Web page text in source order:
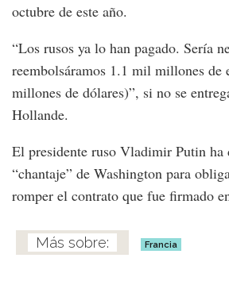
octubre de este año.
“Los rusos ya lo han pagado. Sería
reembolsáramos 1.1 mil millones de
millones de dólares)”, si no se
Hollande.
El presidente ruso Vladimir Putin ha
“chantaje” de Washington para
romper el contrato que fue firmado
Francia